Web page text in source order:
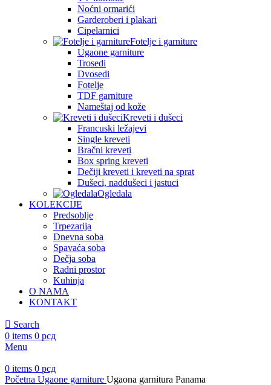
Noćni ormarići
Garderoberi i plakari
Cipelarnici
Fotelje i garniture
Ugaone garniture
Trosedi
Dvosedi
Fotelje
TDF garniture
Nameštaj od kože
Kreveti i dušeci
Francuski ležajevi
Single kreveti
Bračni kreveti
Box spring kreveti
Dečiji kreveti i kreveti na sprat
Dušeci, naddušeci i jastuci
Ogledala
KOLEKCIJE
Predsoblje
Trpezarija
Dnevna soba
Spavaća soba
Dečja soba
Radni prostor
Kuhinja
O NAMA
KONTAKT
Search
0 items 0 рсд
Menu
0 items 0 рсд
Početna Ugaone garniture Ugaona garnitura Panama